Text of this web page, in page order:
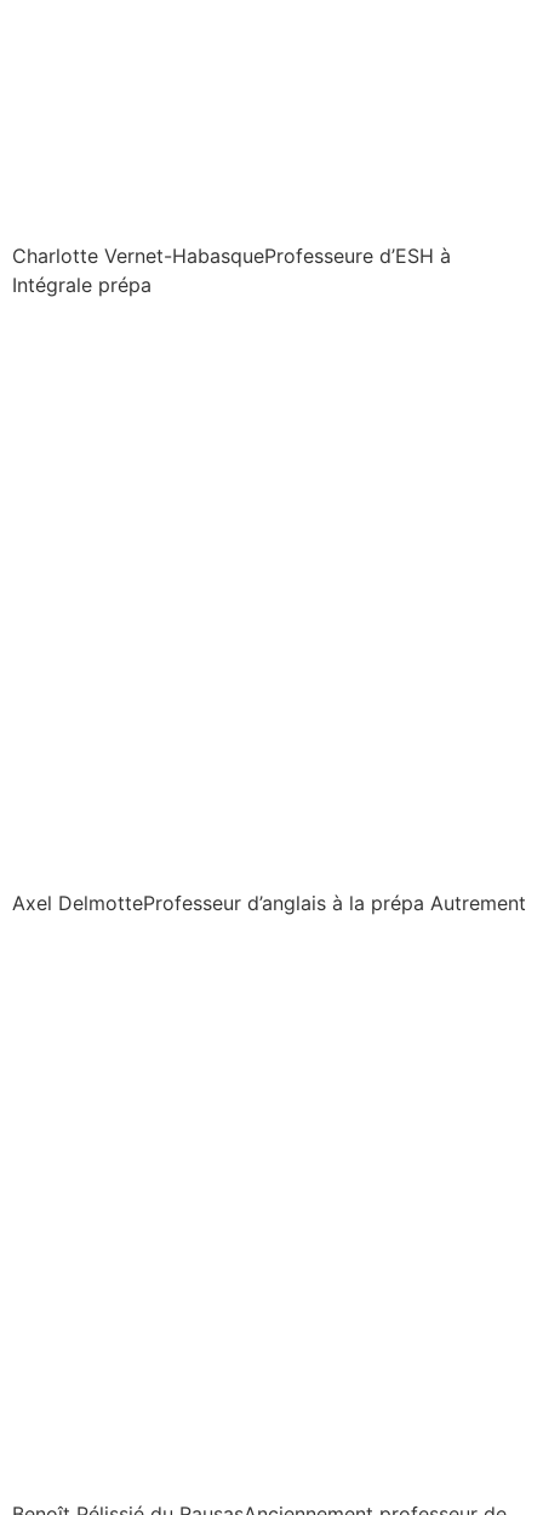
Charlotte Vernet-HabasqueProfesseure d’ESH à
Intégrale prépa
Axel DelmotteProfesseur d’anglais à la prépa Autrement